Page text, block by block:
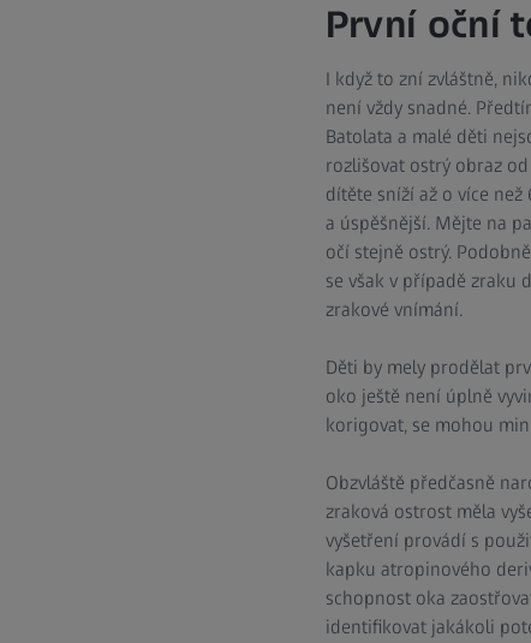
První oční
I když to zní zvláštně,
není vždy snadné.
Batolata a malé děti
rozlišovat ostrý obraz
dítěte sníží až o více
a úspěšnější. Mějte na
očí stejně ostrý.
se však v případě zraku
zrakové vnímání.
Děti by mely prodělat
oko ještě není úplně
korigovat, se mohou
Obzvláště předčasně
zraková ostrost měla
vyšetření provádí s
kapku atropinového
schopnost oka
identifikovat jakákoli